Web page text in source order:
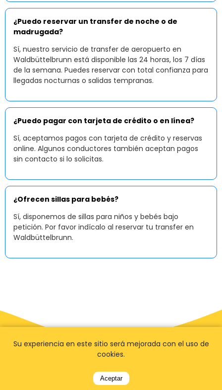
¿Puedo reservar un transfer de noche o de
madrugada?
Sí, nuestro servicio de transfer de aeropuerto en
Waldbüttelbrunn está disponible las 24 horas, los 7 días
de la semana. Puedes reservar con total confianza para
llegadas nocturnas o salidas tempranas.
¿Puedo pagar con tarjeta de crédito o en línea?
Sí, aceptamos pagos con tarjeta de crédito y reservas
online. Algunos conductores también aceptan pagos
sin contacto si lo solicitas.
¿Ofrecen sillas para bebés?
Sí, disponemos de sillas para niños y bebés bajo
petición. Por favor indícalo al reservar tu transfer en
Waldbüttelbrunn.
Su experiencia en este sitio será mejorada con el uso de
cookies.
Aceptar